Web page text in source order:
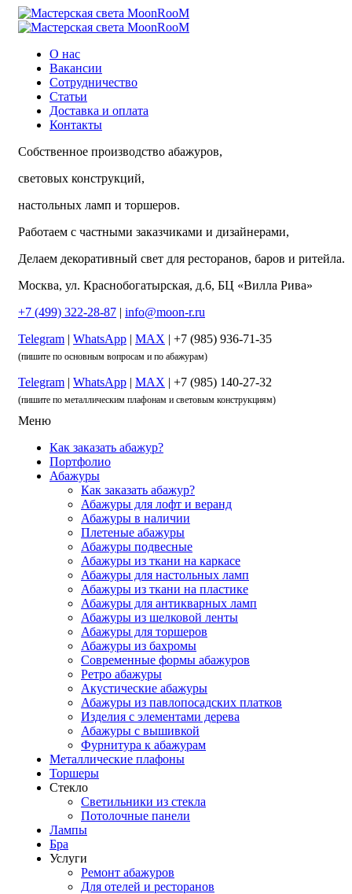
О нас
Вакансии
Сотрудничество
Статьи
Доставка и оплата
Контакты
Собственное производство абажуров,
световых конструкций,
настольных ламп и торшеров.
Работаем с частными заказчиками и дизайнерами,
Делаем декоративный свет для ресторанов, баров и ритейла.
Москва, ул. Краснобогатырская, д.6, БЦ «Вилла Рива»
+7 (499) 322-28-87 | info@moon-r.ru
Telegram | WhatsApp | MAX | +7 (985) 936-71-35
(пишите по основным вопросам и по абажурам)
Telegram | WhatsApp | MAX | +7 (985) 140-27-32
(пишите по металлическим плафонам и световым конструкциям)
Меню
Как заказать абажур?
Портфолио
Абажуры
Как заказать абажур?
Абажуры для лофт и веранд
Абажуры в наличии
Плетеные абажуры
Абажуры подвесные
Абажуры из ткани на каркасе
Абажуры для настольных ламп
Абажуры из ткани на пластике
Абажуры для антикварных ламп
Абажуры из шелковой ленты
Абажуры для торшеров
Абажуры из бахромы
Современные формы абажуров
Ретро абажуры
Акустические абажуры
Абажуры из павлопосадских платков
Изделия с элементами дерева
Абажуры с вышивкой
Фурнитура к абажурам
Металлические плафоны
Торшеры
Стекло
Светильники из стекла
Потолочные панели
Лампы
Бра
Услуги
Ремонт абажуров
Для отелей и ресторанов